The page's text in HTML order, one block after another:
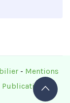
- Mentions
Publications-